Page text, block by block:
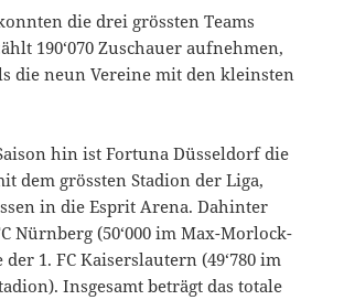
die drei grössten Teams
190‘070 Zuschauer aufnehmen,
die neun Vereine mit den kleinsten
hin ist Fortuna Düsseldorf die
dem grössten Stadion der Liga,
in die Esprit Arena. Dahinter
Nürnberg (50‘000 im Max-Morlock-
1. FC Kaiserslautern (49‘780 im
Insgesamt beträgt das totale